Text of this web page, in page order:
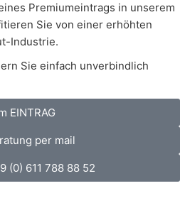
Premiumeintrags in unserem
Sie von einer erhöhten
Industrie.
Sie einfach unverbindlich
EINTRAG
per mail
(0) 611 788 88 52